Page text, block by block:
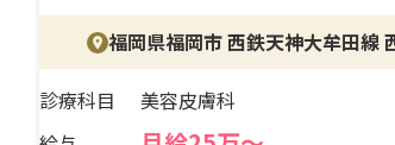
＜待遇＞
月給30万円以上に加え、賞与やイン
応じた評価が得られます。年間休日
すさも確保されています。福利厚生も
福岡県福岡市 西鉄天神大牟田線
診療科目
美容皮膚科